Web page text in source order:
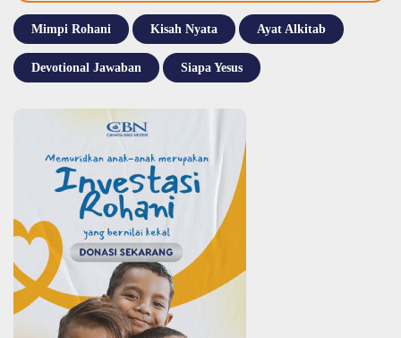
Mimpi Rohani Kisah Nyata Ayat Alkitab
Devotional Jawaban Siapa Yesus